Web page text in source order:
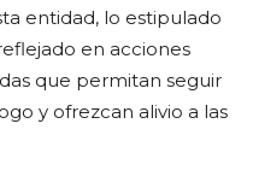
entidad, lo estipulado
en acciones
que permitan seguir
y ofrezcan alivio a las